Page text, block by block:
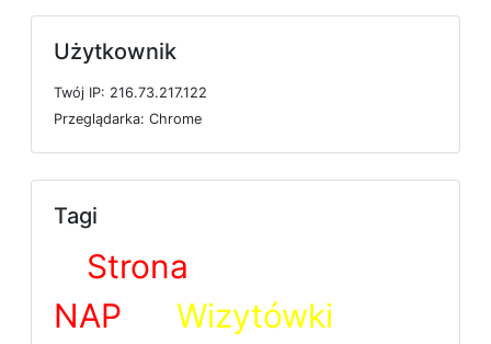
Użytkownik
Twój IP: 216.73.217.122
Przeglądarka: Chrome
Tagi
Strona
NAP
Wizytówki